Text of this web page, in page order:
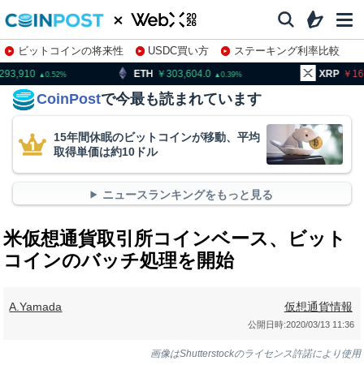
ビットコインの将来性 USDC買い方
ステーキング利率比較
株特集・関連銘柄
ETH 303,604.0 XRP 163.38
CoinPostで今最も読まれています
15年間休眠のビットコインが移動、平均
取得単価は約10ドル
ニュースランキングをもっと見る
米仮想通貨取引所コインベース、ビット
コインのバッチ処理を開始
A.Yamada 仮想通貨情報
公開日時:2020/03/13 11:36
画像はShutterstockのライセンス許諾により使用